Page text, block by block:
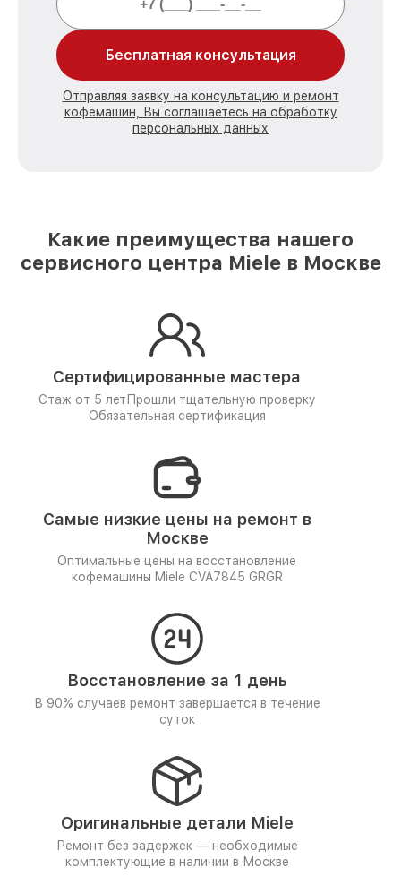
Бесплатная консультация
Отправляя заявку на консультацию и ремонт
кофемашин, Вы соглашаетесь на обработку
персональных данных
Какие преимущества нашего
сервисного центра Miele в Москве
Сертифицированные мастера
Стаж от 5 лет Прошли тщательную проверку
Обязательная сертификация
Самые низкие цены на ремонт в
Москве
Оптимальные цены на восстановление
кофемашины Miele CVA7845 GRGR
Восстановление за 1 день
В 90% случаев ремонт завершается в течение
суток
Оригинальные детали Miele
Ремонт без задержек — необходимые
комплектующие в наличии в Москве